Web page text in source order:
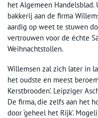
het Algemeen
bakkerij aan de firma
aardig op weet te stuwen
vertrouwen voor de échte
Weihnachtstollen.
Willemsen zal zich later in
het oudste en meest
Kerstbrooden’. Leipziger
De firma, die zelfs aan het
door ‘geheel het Rijk’.